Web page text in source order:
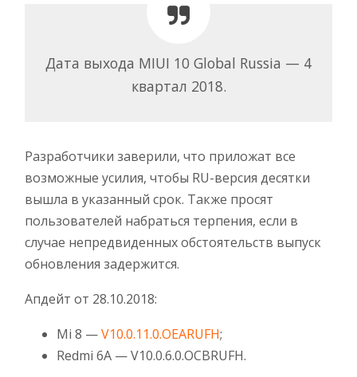
Дата выхода MIUI 10 Global Russia — 4
квартал 2018.
Разработчики заверили, что приложат все
возможные усилия, чтобы RU-версия десятки
вышла в указанный срок. Также просят
пользователей набраться терпения, если в
случае непредвиденных обстоятельств выпуск
обновления задержится.
Апдейт от 28.10.2018:
Mi 8 —V10.0.11.0.OEARUFH;
Redmi 6A — V10.0.6.0.OCBRUFH.